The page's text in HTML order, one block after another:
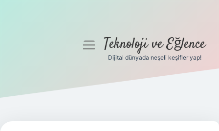
Gizlilik Politikası
Yasal Uyarı
menüyüTeknoloji ve Eğlence
Dijital dünyada neşeli keşifler yap!